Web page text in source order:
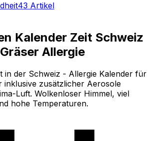
43 Artikel
Kalender Zeit Schweiz
Allergie
in der Schweiz - Allergie Kalender für
inklusive zusätzlicher Aerosole
Luft. Wolkenloser Himmel, viel
hohe Temperaturen.